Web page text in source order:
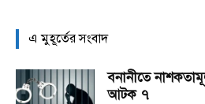
এ মুহূর্তের সংবাদ
বনানীতে
আটক ৭